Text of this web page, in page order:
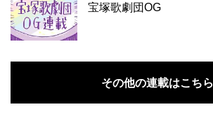
宝塚歌劇団OG
その他の連載はこちら